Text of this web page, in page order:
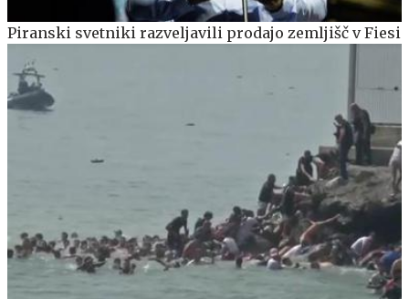
Piranski svetniki razveljavili prodajo zemljišč v Fiesi